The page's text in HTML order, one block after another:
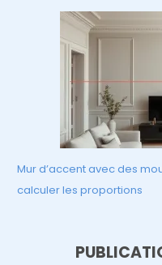
Mur d’accent avec des
calculer les proportions